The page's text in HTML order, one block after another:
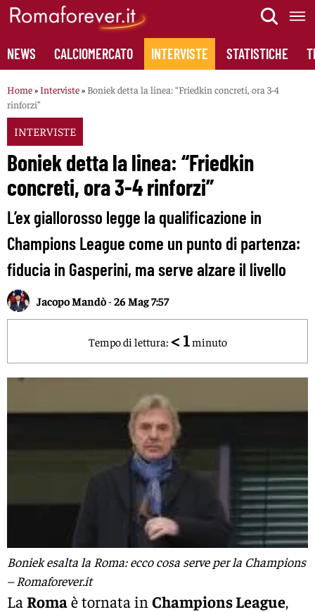
Skip
content
NEWS CALCIOMERCATO INTERVISTE STATISTICHE
Home»Interviste» Boniek detta la linea: “Friedkin concreti, ora 3-4
rinforzi”
INTERVISTE
Boniek detta la linea: “Friedkin
concreti, ora 3-4 rinforzi”
L’ex giallorosso legge la qualificazione in
Champions League come un punto di partenza:
fiducia in Gasperini, ma serve alzare il livello
Jacopo Mandò-26 Mag 7:57
Tempo di lettura: < 1 minuto
Boniek esalta la Roma: ecco cosa serve per la Champions
– Romaforever.it
La Romaè tornata in Champions League,